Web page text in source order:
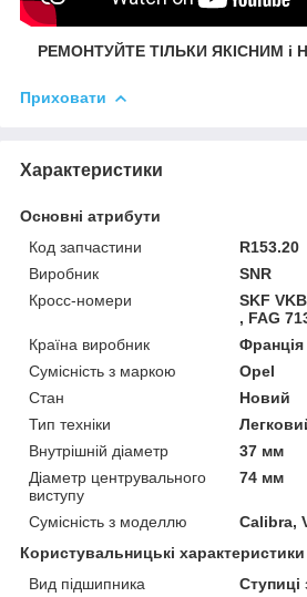
РЕМОНТУЙТЕ ТІЛЬКИ ЯКІСНИМ і
Приховати
Характеристики
Основні атрибути
Код запчастини
R153.20
Виробник
SNR
Кросс-номери
SKF
, FAG
Країна виробник
Франція
Сумісність з маркою
Opel
Стан
Новий
Тип техніки
Внутрішній діаметр
37 мм
Діаметр центрувального
виступу
74 мм
Сумісність з моделлю
Calibra,
Користувальницькі характеристики
Вид підшипника
Ступиці